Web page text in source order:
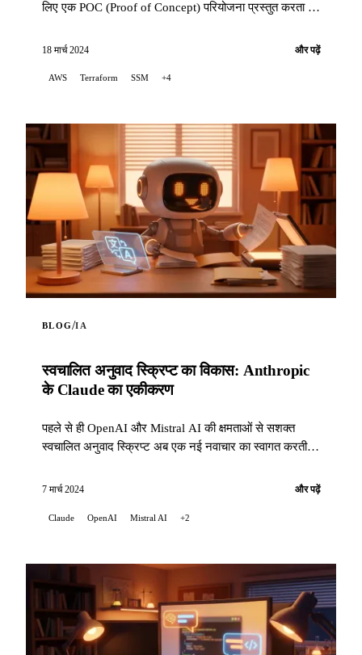
लिए एक POC (Proof of Concept) परियोजना प्रस्तुत करता है,
उपयोग करता है...
18 मार्च 2024 और पढ़ें
AWS Terraform SSM +4
BLOG/IA
स्वचालित अनुवाद स्क्रिप्ट का विकास: Anthropic
के Claude का एकीकरण
पहले से ही OpenAI और Mistral AI की क्षमताओं से सशक्त
स्वचालित अनुवाद स्क्रिप्ट अब एक नई नवाचार का स्वागत करती है:
7 मार्च 2024 और पढ़ें
Claude OpenAI Mistral AI +2